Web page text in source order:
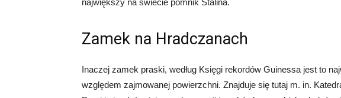
największy na świecie pomnik Stalina.
Zamek na Hradczanach
Inaczej zamek praski, według Księgi rekordów Guinessa jest to
względem zajmowanej powierzchni. Znajduje się tutaj m. in.